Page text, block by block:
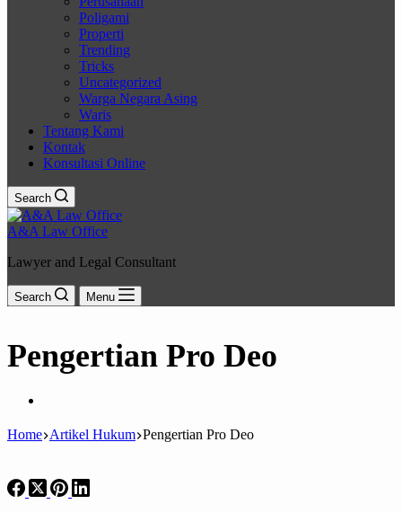
Poligami
Properti
Trending
Tricks
Uncategorized
Warga Negara Asing
Waris
Tentang Kami
Kontak
Konsultasi Online
Search
A&A Law Office
Lawyer and Legal Consultant
Search Menu
Pengertian Pro Deo
Home Artikel Hukum Pengertian Pro Deo